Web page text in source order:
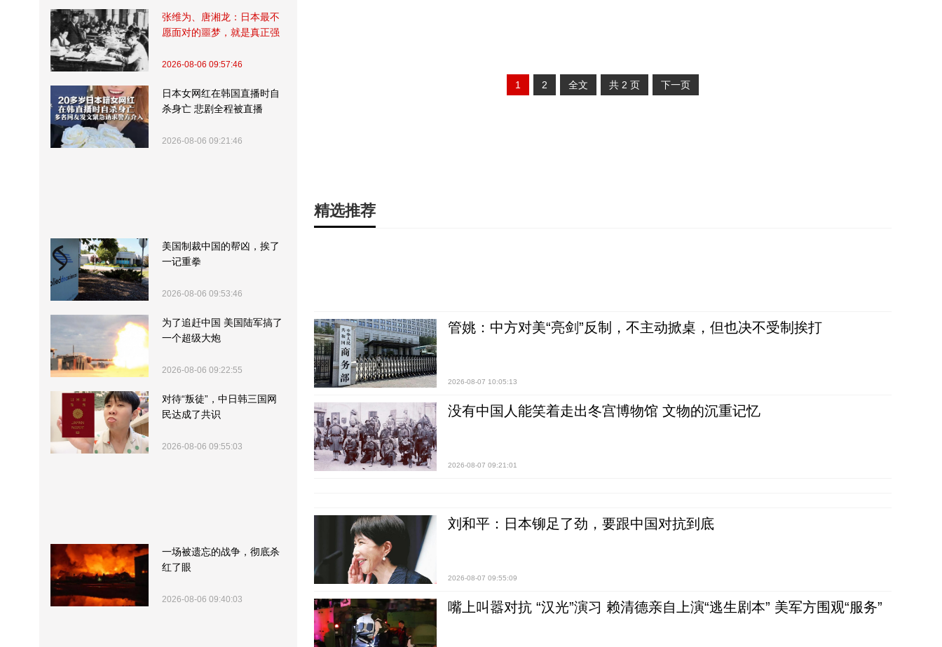
张维为、唐湘龙：日本最不
愿面对的噩梦，就是真正强
2026-08-06 09:57:46
日本女网红在韩国直播时自
杀身亡 悲剧全程被直播
2026-08-06 09:21:46
美国制裁中国的帮凶，挨了
一记重拳
2026-08-06 09:53:46
为了追赶中国 美国陆军搞了
一个超级大炮
2026-08-06 09:22:55
对待“叛徒”，中日韩三国网
民达成了共识
2026-08-06 09:55:03
一场被遗忘的战争，彻底杀
红了眼
2026-08-06 09:40:03
1 2 全文 共 2 页 下一页
精选推荐
管姚：中方对美“亮剑”反制，不主动掀桌，但也决不受制挨打
2026-08-07 10:05:13
没有中国人能笑着走出冬宫博物馆 文物的沉重记忆
2026-08-07 09:21:01
刘和平：日本铆足了劲，要跟中国对抗到底
2026-08-07 09:55:09
嘴上叫嚣对抗 “汉光”演习 赖清德亲自上演“逃生剧本” 美军方围观“服务”